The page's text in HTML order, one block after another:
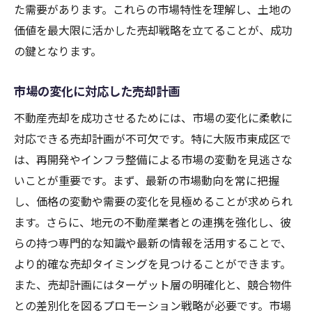
た需要があります。これらの市場特性を理解し、土地の
価値を最大限に活かした売却戦略を立てることが、成功
の鍵となります。
市場の変化に対応した売却計画
不動産売却を成功させるためには、市場の変化に柔軟に
対応できる売却計画が不可欠です。特に大阪市東成区で
は、再開発やインフラ整備による市場の変動を見逃さな
いことが重要です。まず、最新の市場動向を常に把握
し、価格の変動や需要の変化を見極めることが求められ
ます。さらに、地元の不動産業者との連携を強化し、彼
らの持つ専門的な知識や最新の情報を活用することで、
より的確な売却タイミングを見つけることができます。
また、売却計画にはターゲット層の明確化と、競合物件
との差別化を図るプロモーション戦略が必要です。市場